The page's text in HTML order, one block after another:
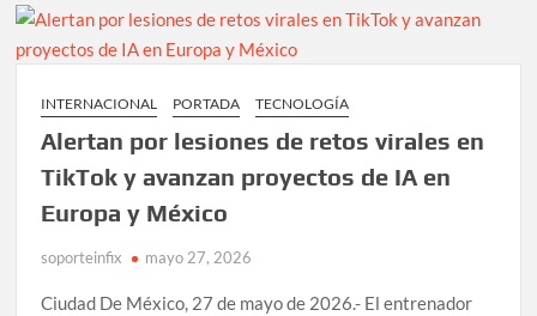
firman
de
exclusiva
para
México
INTERNACIONAL PORTADA TECNOLOGÍA
Alertan por lesiones de retos virales en
TikTok y avanzan proyectos de IA en
Europa y México
soporteinfix mayo 27, 2026
Ciudad De México, 27 de mayo de 2026.- El entrenador